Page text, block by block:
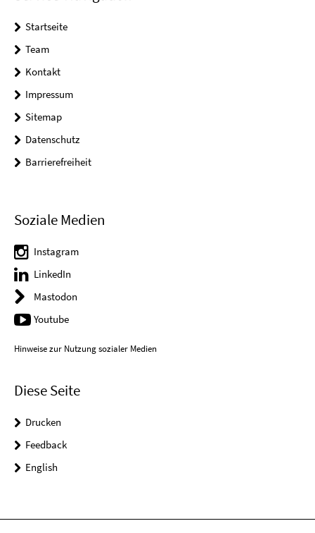
Startseite
Team
Kontakt
Impressum
Sitemap
Datenschutz
Barrierefreiheit
Soziale Medien
Instagram
LinkedIn
Mastodon
Youtube
Hinweise zur Nutzung sozialer Medien
Diese Seite
Drucken
Feedback
English